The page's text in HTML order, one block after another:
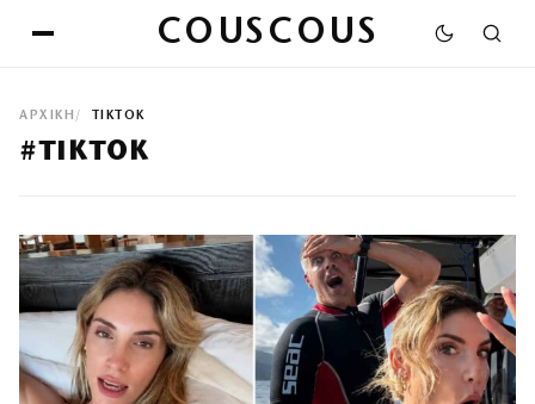
COUSCOUS
ΑΡΧΙΚΉ TIKTOK
#TIKTOK